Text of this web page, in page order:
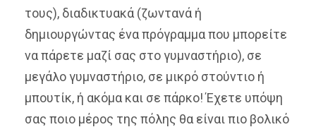
τους), διαδικτυακά (ζωντανά ή
δημιουργώντας ένα πρόγραμμα που μπορείτε
να πάρετε μαζί σας στο γυμναστήριο), σε
μεγάλο γυμναστήριο, σε μικρό στούντιο ή
μπουτίκ, ή ακόμα και σε πάρκο! Έχετε υπόψη
σας ποιο μέρος της πόλης θα είναι πιο βολικό